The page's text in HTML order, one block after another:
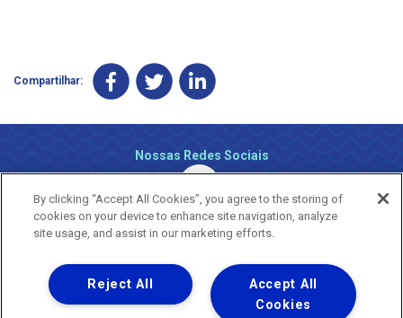
Compartilhar:
Nossas Redes Sociais
Uma empresa
Copyright ® 2026 - Todos os Direitos Reservados.
By clicking “Accept All Cookies”, you agree to the storing of
cookies on your device to enhance site navigation, analyze
site usage, and assist in our marketing efforts.
Accept All
Cookies
Reject All